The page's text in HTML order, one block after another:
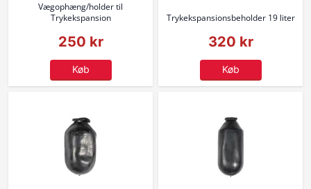
Vægophæng/holder til
Trykekspansion
250 kr
Køb
Trykekspansionsbeholder 19 liter
320 kr
Køb